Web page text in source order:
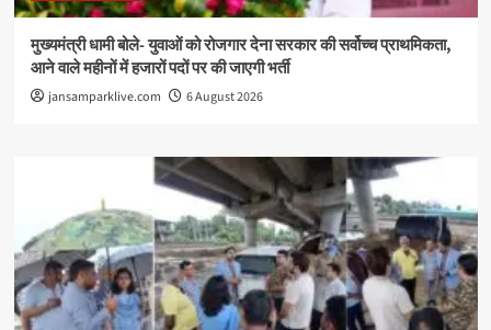
मुख्यमंत्री धामी बोले- युवाओं को रोजगार देना सरकार की सर्वोच्च प्राथमिकता,
आने वाले महीनों में हजारों पदों पर की जाएगी भर्ती
jansamparklive.com 6 August 2026